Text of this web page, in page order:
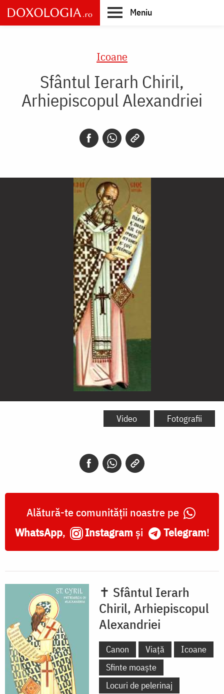
Skip
to
main
Meniu
Icoane
Sfântul Ierarh Chiril,
Arhiepiscopul Alexandriei
Sfântul
Video Fotografii
Alătură-te comunității noastre pe
WhatsApp, Instagram și Telegram!
✝ Sfântul Ierarh
Chiril, Arhiepiscopul
Alexandriei
Canon Viață
Icoane
Sfinte moaște
Locuri de pelerinaj